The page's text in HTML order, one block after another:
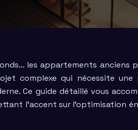
les appartements anciens
complexe qui nécessite une
Ce guide détaillé vous
l’accent sur l’optimisation